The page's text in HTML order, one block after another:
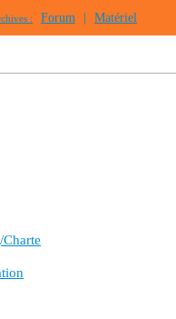
: Forum Matériel